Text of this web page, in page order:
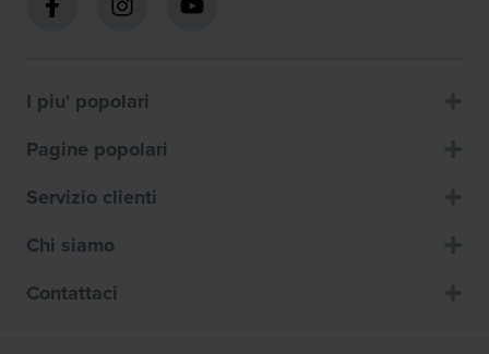
I piu' popolari
Pagine popolari
Servizio clienti
Chi siamo
Contattaci